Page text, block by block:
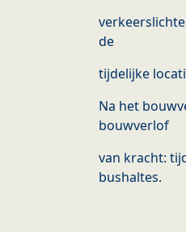
de
tijdelijke
Na het
bouwverlof
van kracht:
bushaltes.